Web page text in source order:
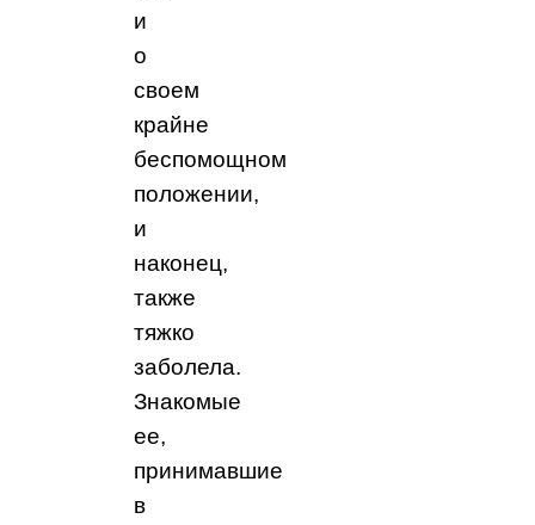
и
о
своем
крайне
беспомощном
положении,
и
наконец,
также
тяжко
заболела.
Знакомые
ее,
принимавшие
в